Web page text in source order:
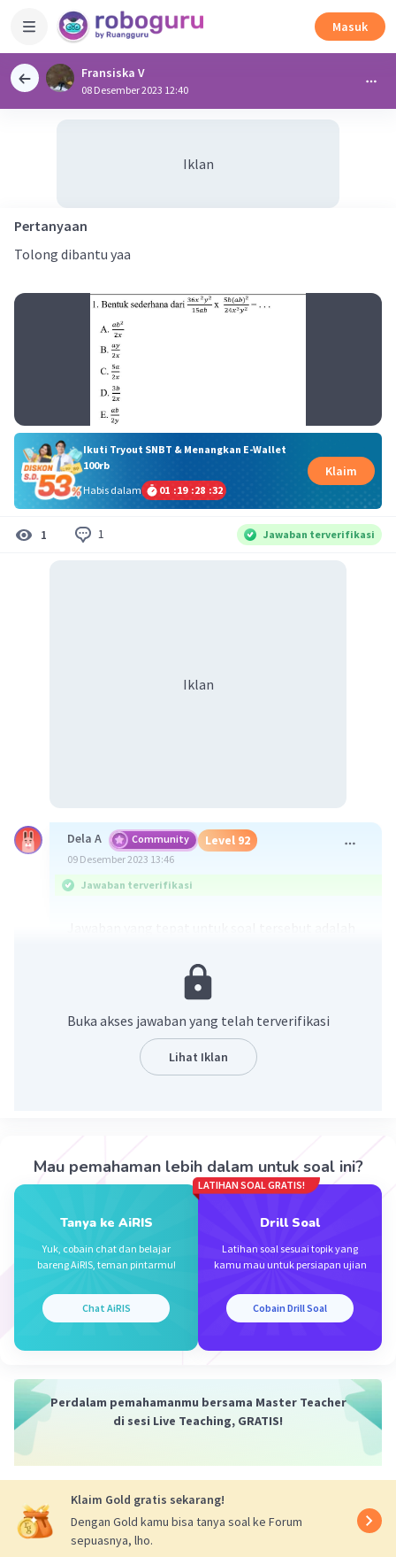
Masuk
Fransiska V
08 Desember 2023 12:40
Iklan
Pertanyaan
Tolong dibantu yaa
Ikuti Tryout SNBT & Menangkan E-Wallet
100rb
Habis dalam
01 :19 :28 :31
Klaim
1 1 Jawaban terverifikasi
Iklan
Dela A Community Level 92
09 Desember 2023 13:46
Jawaban terverifikasi
Penjelasan mengenai langkah-langkahnya ada di
gambar yaa
Iklan
Buka akses jawaban yang telah terverifikasi
Lihat Iklan
Mau pemahaman lebih dalam untuk soal ini?
Tanya ke AiRIS
Yuk, cobain chat dan belajar
bareng AiRIS, teman pintarmu!
Chat AiRIS
LATIHAN SOAL GRATIS!
Drill Soal
Latihan soal sesuai topik yang
kamu mau untuk persiapan ujian
Cobain Drill Soal
Perdalam pemahamanmu bersama Master Teacher
di sesi Live Teaching, GRATIS!
Klaim Gold gratis sekarang!
Dengan Gold kamu bisa tanya soal ke Forum
sepuasnya, lho.